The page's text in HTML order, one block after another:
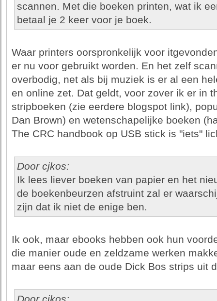
scannen. Met die boeken printen, wat ik
betaal je 2 keer voor je boek.
Waar printers oorspronkelijk voor
er nu voor gebruikt worden. En het zelf
overbodig, net als bij muziek is er al een
en online zet. Dat geldt, voor zover ik er in
stripboeken (zie eerdere blogspot link),
Dan Brown) en wetenschapelijke boeken
The CRC handbook op USB stick is "iets"
Door cjkos:
Ik lees liever boeken van papier en het
de boekenbeurzen afstruint zal er
zijn dat ik niet de enige ben.
Ik ook, maar ebooks hebben ook hun
die manier oude en zeldzame werken
maar eens aan de oude Dick Bos strips uit